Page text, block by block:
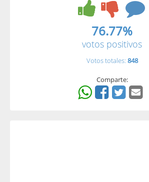
76.77%
votos positivos
Votos totales: 848
Comparte: